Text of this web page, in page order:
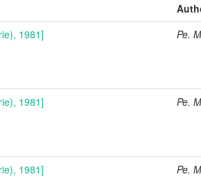
1981] Pe.
1981] Pe.
1981] Pe.